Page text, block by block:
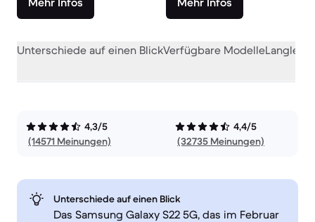
Unterschiede auf einen BlickVerfügbare Modelle
4,3/5
(14571 Meinungen)
4,4/5
(32735 Meinungen)
Unterschiede auf einen Blick
Das Samsung Galaxy S22 5G, das im Februar